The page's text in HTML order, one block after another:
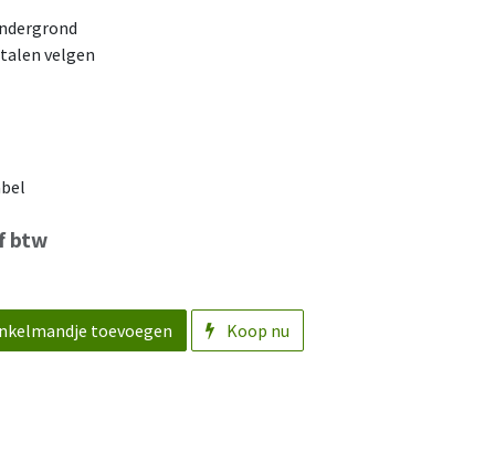
velgen
btw
toevoegen Koop nu